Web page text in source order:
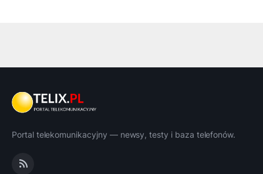
Portal telekomunikacyjny — newsy, testy i baza telefonów.